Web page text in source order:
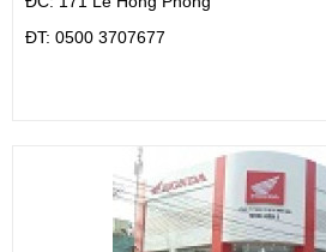
ÐT: 0500 3707677